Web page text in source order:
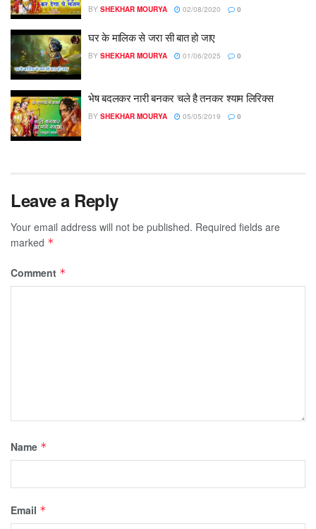
BY SHEKHAR MOURYA 02/08/2020 0
घर के मालिक से जरा सी बात हो जाए
BY SHEKHAR MOURYA 01/06/2025 0
भेष बदलकर नारी बनकर चले है तनकर श्याम लिरिक्स
BY SHEKHAR MOURYA 05/05/2019 0
Leave a Reply
Your email address will not be published. Required fields are
marked *
Comment *
Name *
Email *